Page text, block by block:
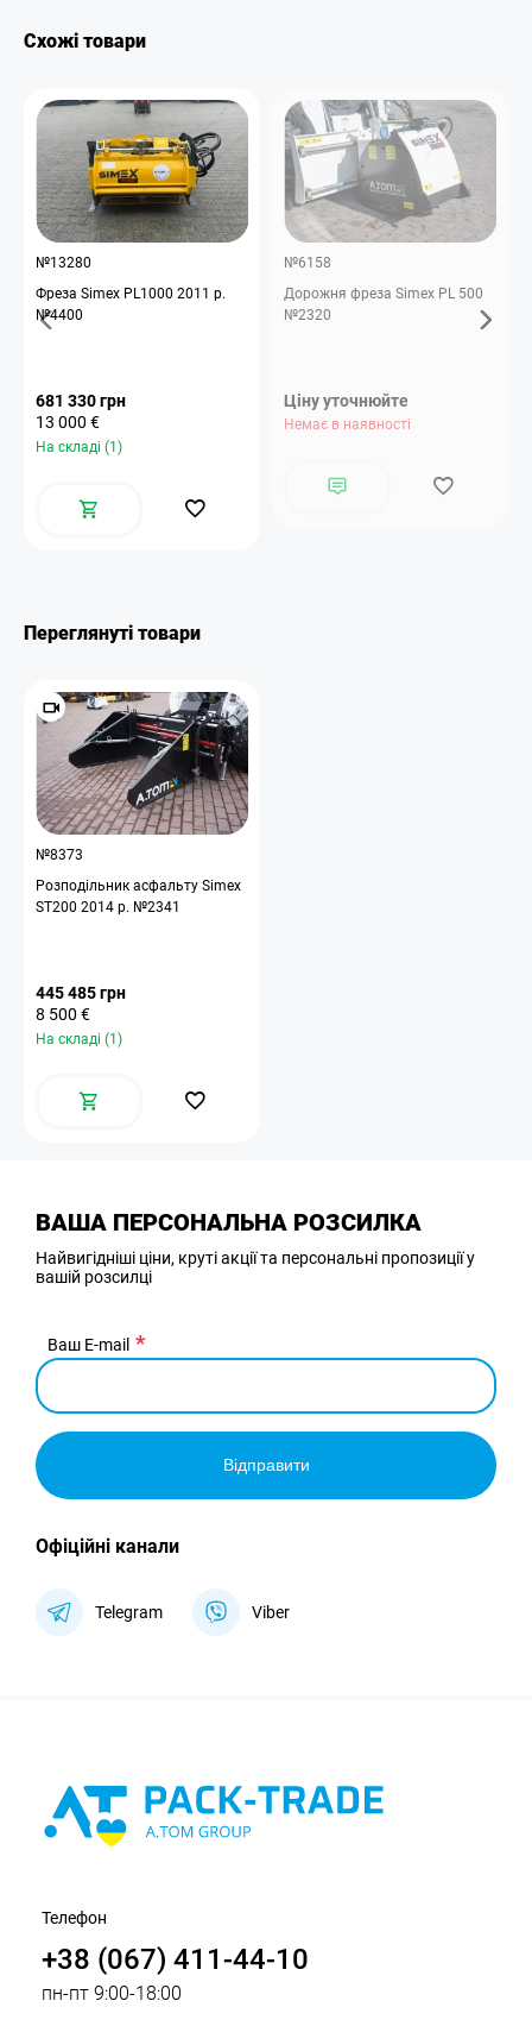
Схожі товари
№13280
Фреза Simex PL1000 2011 р.
№4400
681 330 грн
13 000 €
На складі (1)
№6158
Дорожня фреза Simex PL 500
№2320
Ціну уточнюйте
Немає в наявності
Переглянуті товари
№8373
Розподільник асфальту Simex
ST200 2014 р. №2341
445 485 грн
8 500 €
На складі (1)
ВАША ПЕРСОНАЛЬНА РОЗСИЛКА
Найвигідніші ціни, круті акції та персональні пропозиції у
вашій розсилці
Ваш E-mail
Відправити
Офіційні канали
Telegram Viber
Телефон
+38 (067) 411-44-10
пн-пт 9:00-18:00